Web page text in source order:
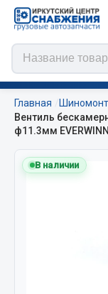
Цепи
Изготовление
Главная
Вентиль
ф11.3мм
В наличии